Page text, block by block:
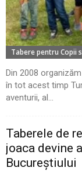
Tabere pentru Copii
Din 2008
în tot acest timp
aventurii, al...
Taberele de
joaca devine
Bucureștiului